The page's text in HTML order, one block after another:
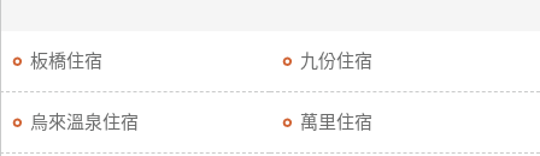
板橋住宿 九份住宿
烏來溫泉住宿 萬里住宿